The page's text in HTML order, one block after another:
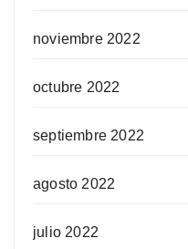
noviembre 2022
octubre 2022
septiembre 2022
agosto 2022
julio 2022